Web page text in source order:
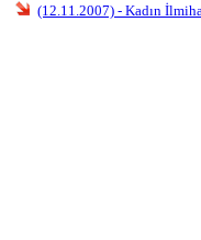
(12.11.2007) - Kadın